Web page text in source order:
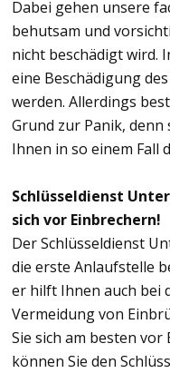
Dabei gehen unsere
behutsam und
nicht beschädigt wird.
eine Beschädigung
werden. Allerdings
Grund zur Panik,
Ihnen in so einem Fall
Schlüsseldienst
sich vor Einbrechern!
Der Schlüsseldienst
die erste Anlaufstelle
er hilft Ihnen auch bei
Vermeidung von
Sie sich am besten
können Sie den